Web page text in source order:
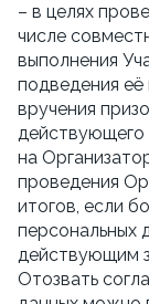
– в целях
числе
выполнения
подведения её
вручения
действующего
на
проведения
итогов, если
персональных
действующим
Отозвать